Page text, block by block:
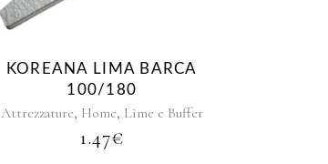
KOREANA LIMA BARCA
100/180
Attrezzature, Home, Lime e Buffer
1.47€